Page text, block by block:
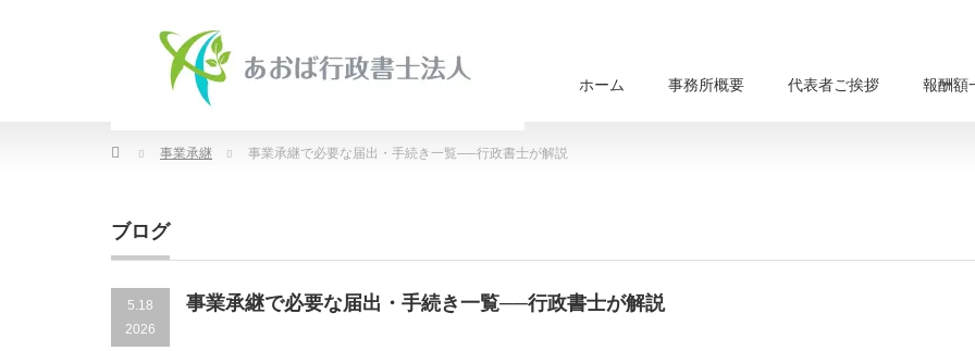
ホーム 事務所概要 代表者ご挨拶 報酬額
Home 事業承継 事業承継で必要な届出・手続き一覧──行政書士が解説
ブログ
5.18
2026
事業承継で必要な届出・手続き一覧──行政書士が解説